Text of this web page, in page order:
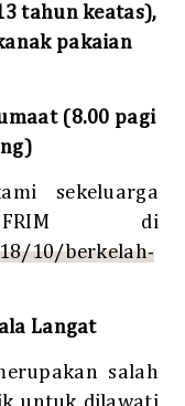
tahun keatas),
pakaian
(8.00 pagi
sekeluarga
di
10/berkelah-
Langat
salah
untuk dilawati